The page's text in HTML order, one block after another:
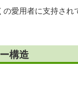
愛用者に支持され
構造